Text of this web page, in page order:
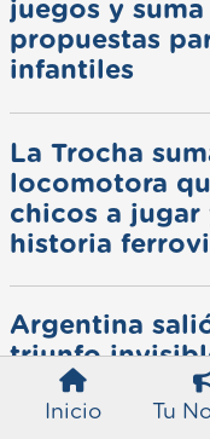
Inicio Tu
juegos y suma
propuestas
infantiles
La Trocha
locomotora
chicos a jugar
historia
Argentina
triunfo
Selección que
más que un